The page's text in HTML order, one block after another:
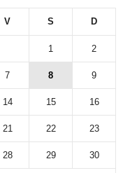
V S D
1 2
7 8 9
14 15 16
21 22 23
28 29 30